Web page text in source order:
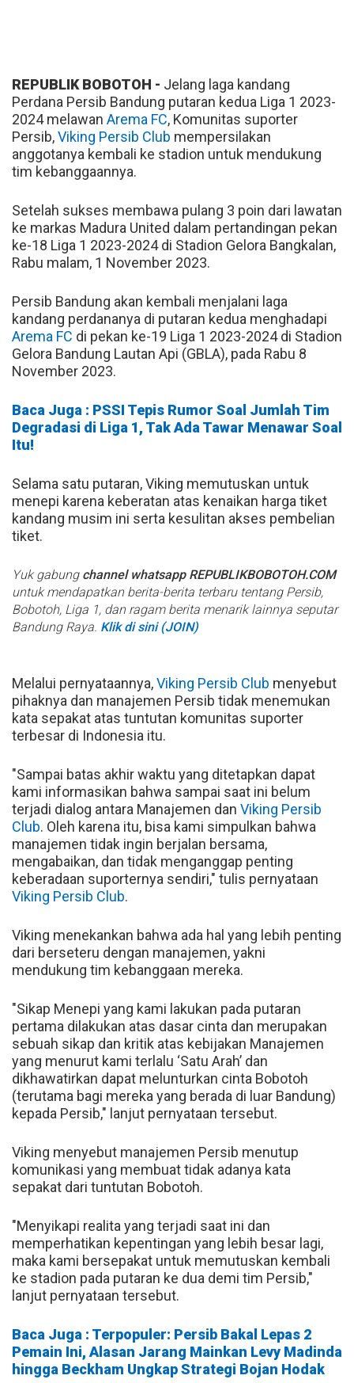
REPUBLIK BOBOTOH - Jelang laga kandang
Perdana Persib Bandung putaran kedua Liga 1 2023-
2024 melawan Arema FC, Komunitas suporter
Persib,Viking Persib Club mempersilakan
anggotanya kembali ke stadion untuk mendukung
tim kebanggaannya.
Setelah sukses membawa pulang 3 poin dari lawatan
ke markas Madura United dalam pertandingan pekan
ke-18 Liga 1 2023-2024 di Stadion Gelora Bangkalan,
Rabu malam, 1 November 2023.
Persib Bandung akan kembali menjalani laga
kandang perdananya di putaran kedua menghadapi
Arema FC di pekan ke-19 Liga 1 2023-2024 di Stadion
Gelora Bandung Lautan Api (GBLA), pada Rabu 8
November 2023.
Baca Juga : PSSI Tepis Rumor Soal Jumlah Tim
Degradasi di Liga 1, Tak Ada Tawar Menawar Soal
Itu!
Selama satu putaran, Viking memutuskan untuk
menepi karena keberatan atas kenaikan harga tiket
kandang musim ini serta kesulitan akses pembelian
tiket.
Yuk gabung channel whatsapp REPUBLIKBOBOTOH.COM
untuk mendapatkan berita-berita terbaru tentang Persib,
Bobotoh, Liga 1, dan ragam berita menarik lainnya seputar
Bandung Raya. Klik di sini (JOIN)
Melalui pernyataannya,Viking Persib Club menyebut
pihaknya dan manajemen Persib tidak menemukan
kata sepakat atas tuntutan komunitas suporter
terbesar di Indonesia itu.
"Sampai batas akhir waktu yang ditetapkan dapat
kami informasikan bahwa sampai saat ini belum
terjadi dialog antara Manajemen dan Viking Persib
Club. Oleh karena itu, bisa kami simpulkan bahwa
manajemen tidak ingin berjalan bersama,
mengabaikan, dan tidak menganggap penting
keberadaan suporternya sendiri," tulis pernyataan
Viking Persib Club.
Viking menekankan bahwa ada hal yang lebih penting
dari berseteru dengan manajemen, yakni
mendukung tim kebanggaan mereka.
"Sikap Menepi yang kami lakukan pada putaran
pertama dilakukan atas dasar cinta dan merupakan
sebuah sikap dan kritik atas kebijakan Manajemen
yang menurut kami terlalu ‘Satu Arah’ dan
dikhawatirkan dapat melunturkan cinta Bobotoh
(terutama bagi mereka yang berada di luar Bandung)
kepada Persib," lanjut pernyataan tersebut.
Viking menyebut manajemen Persib menutup
komunikasi yang membuat tidak adanya kata
sepakat dari tuntutan Bobotoh.
"Menyikapi realita yang terjadi saat ini dan
memperhatikan kepentingan yang lebih besar lagi,
maka kami bersepakat untuk memutuskan kembali
ke stadion pada putaran ke dua demi tim Persib,"
lanjut pernyataan tersebut.
Baca Juga : Terpopuler: Persib Bakal Lepas 2
Pemain Ini, Alasan Jarang Mainkan Levy Madinda
hingga Beckham Ungkap Strategi Bojan Hodak